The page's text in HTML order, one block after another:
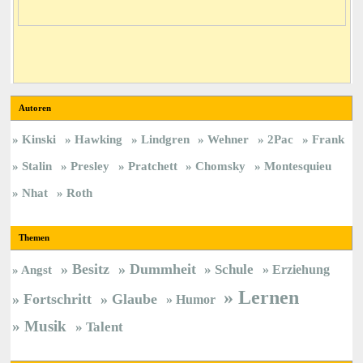
Autoren
Kinski Hawking Lindgren Wehner 2Pac
Frank
Stalin
Presley Pratchett Chomsky
Montesquieu
Nhat
Roth
Themen
Angst Besitz Dummheit Schule Erziehung
Fortschritt Glaube Humor Lernen
Musik Talent